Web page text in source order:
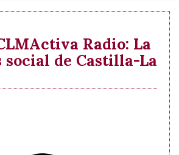
Radio: La
social de Castilla-La